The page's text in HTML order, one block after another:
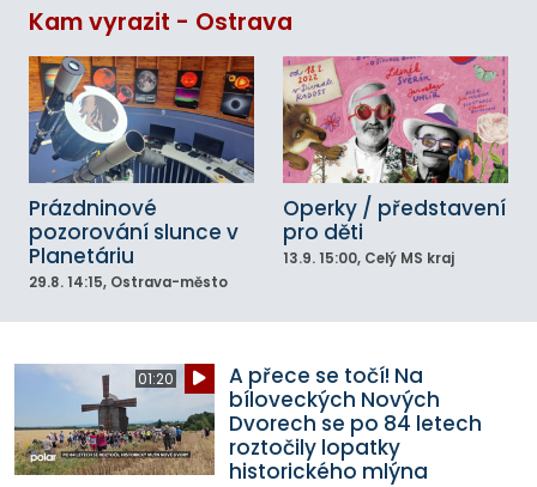
Kam vyrazit - Ostrava
Prázdninové
pozorování slunce v
Planetáriu
29.8. 14:15, Ostrava-město
Operky / představení
pro děti
13.9. 15:00, Celý MS kraj
01:20
A přece se točí! Na
bíloveckých Nových
Dvorech se po 84 letech
roztočily lopatky
historického mlýna